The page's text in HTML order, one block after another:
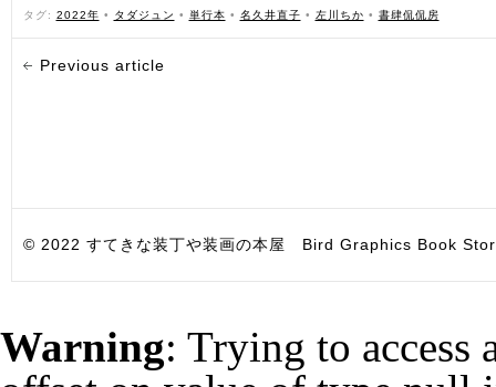
タグ: 2022年 • タダジュン • 単行本 • 名久井直子 • 左川ちか • 書肆侃侃房
Previous article
© 2022 すてきな装丁や装画の本屋 Bird Graphics Book
Warning: Trying to access